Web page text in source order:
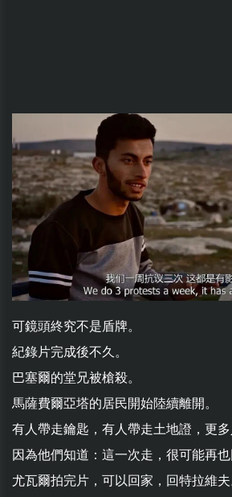
可鏡頭終究不是盾牌。
紀錄片完成後不久。
巴塞爾的堂兄被槍殺。
馬薩費爾亞塔的居民開始陸續離開。
有人帶走鑰匙，有人帶走土地證，更多
因為他們知道：這一次走，很可能再也
尤瓦爾拍完片，可以回家，回特拉維夫